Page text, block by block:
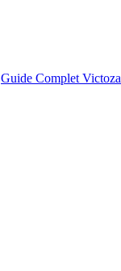
Guide Complet Victoza